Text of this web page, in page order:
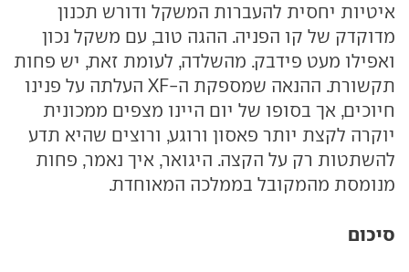
איטיות יחסית להעברות המשקל ודורש תכנון
מדוקדק של קו הפניה. ההגה טוב, עם משקל נכון
ואפילו מעט פידבק. מהשלדה, לעומת זאת, יש פחות
תקשורת. ההנאה שמספקת ה-XF העלתה על פנינו
חיוכים, אך בסופו של יום היינו מצפים ממכונית
יוקרה לקצת יותר פאסון ורוגע, ורוצים שהיא תדע
להשתטות רק על הקצה. היגואר, איך נאמר, פחות
מנומסת מהמקובל בממלכה המאוחדת.
סיכום